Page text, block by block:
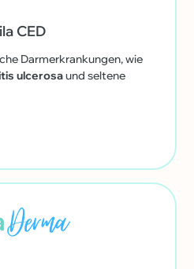
CED
Darmerkrankungen, wie
ulcerosaund seltene